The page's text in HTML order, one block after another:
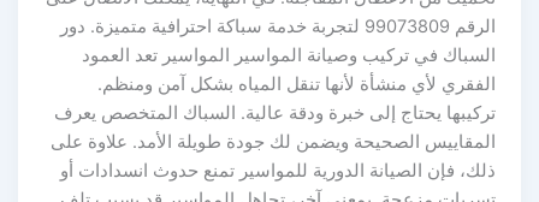
الرقم 99073809 لتجربة خدمة سباكة احترافية متميزة. دور
السباك في تركيب وصيانة المواسير المواسير تعد العمود
الفقري لأي منشأة لأنها تنقل المياه بشكل آمن ومنظم.
تركيبها يحتاج إلى خبرة ودقة عالية. السباك المتخصص يعرف
المقاييس الصحيحة ويضمن لك جودة طويلة الأمد. علاوة على
ذلك، فإن الصيانة الدورية للمواسير تمنع حدوث انسدادات أو